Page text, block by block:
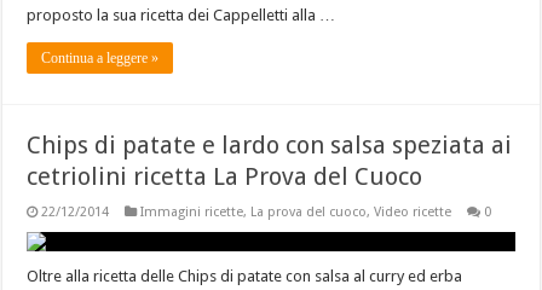
proposto la sua ricetta dei Cappelletti alla …
Continua a leggere »
Chips di patate e lardo con salsa speziata ai
cetriolini ricetta La Prova del Cuoco
22/12/2014 Immagini ricette, La prova del cuoco,Video ricette 0
Oltre alla ricetta delle Chips di patate con salsa al curry ed erba